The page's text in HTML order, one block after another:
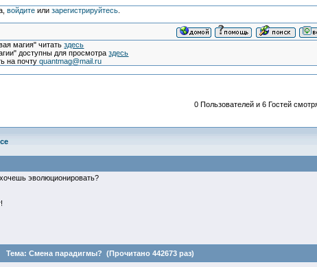
войдитеили зарегистрируйтесь.
магия" читатьздесь
доступны для просмотраздесь
на почтуquantmag@mail.ru
0 Пользователей и 6 Гостей
эволюционировать?
Тема: Смена парадигмы? (Прочитано 442673 раз)